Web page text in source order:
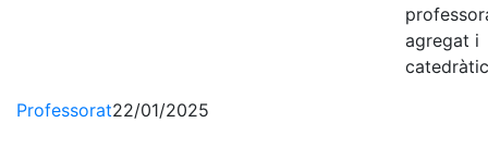
agregat i
catedràtic
Professorat22/01/2025